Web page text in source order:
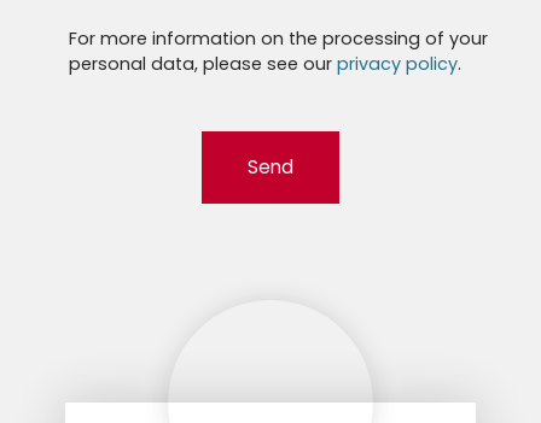
For more information on the processing of your
personal data, please see our privacy policy.
Send